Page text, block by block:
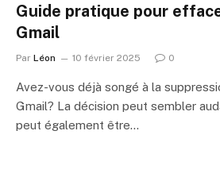
Guide pratique pour
Gmail
Par Léon 10 février 2025 0
Avez-vous déjà songé à la
Gmail? La décision peut sembler
peut également être…